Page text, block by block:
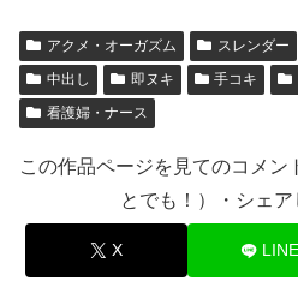
アクメ・オーガズム スレンダー
中出し
即ヌキ 手コキ
看護婦・ナース
この作品ページを見てのコメン
とでも！）・シェ
X LINE